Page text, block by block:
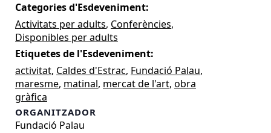
Categories d'Esdeveniment:
Activitats per adults, Conferències,
Disponibles per adults
Etiquetes de l'Esdeveniment:
activitat, Caldes d'Estrac, Fundació Palau,
maresme, matinal, mercat de l'art, obra
gràfica
ORGANITZADOR
Fundació Palau